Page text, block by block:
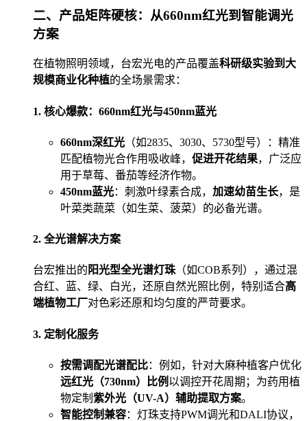
二、产品矩阵硬核：从660nm红光到智能调光
方案
在植物照明领域，台宏光电的产品覆盖科研级实验到大
规模商业化种植的全场景需求：
1. 核心爆款：660nm红光与450nm蓝光
660nm深红光 （如2835、3030、5730型号）：精准
匹配植物光合作用吸收峰， 促进开花结果，广泛应
用于草莓、番茄等经济作物。
450nm蓝光：刺激叶绿素合成， 加速幼苗生长，是
叶菜类蔬菜（如生菜、菠菜）的必备光谱。
2. 全光谱解决方案
台宏推出的 阳光型全光谱灯珠 （如COB系列），通过混
合红、蓝、绿、白光，还原自然光照比例，特别适合高
端植物工厂对色彩还原和均匀度的严苛要求。
3. 定制化服务
按需调配光谱配比：例如，针对大麻种植客户优化
远红光（730nm）比例 以调控开花周期；为药用植
物定制 紫外光（UV-A）辅助提取方案。
智能控制兼容：灯珠支持PWM调光和DALI协议，